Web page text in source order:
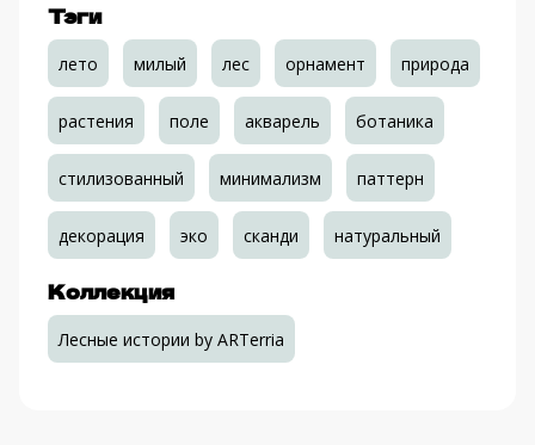
Тэги
лето милый лес орнамент природа
растения поле акварель ботаника
стилизованный минимализм паттерн
декорация эко сканди натуральный
Коллекция
Лесные истории by ARTerria